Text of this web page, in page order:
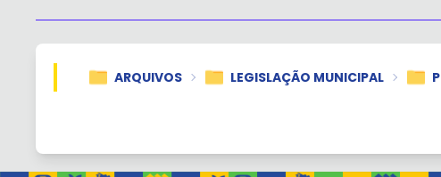
ARQUIVOS LEGISLAÇÃO MUNICIPAL